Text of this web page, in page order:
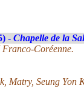
- Chapelle de la
Coréenne.
Matry, Seung Yon